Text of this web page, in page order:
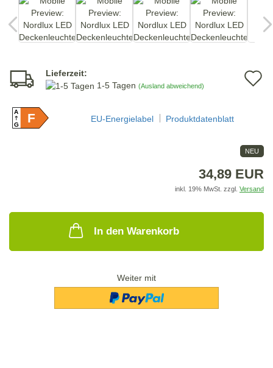
Lieferzeit:
1-5 Tagen (Ausland abweichend)
A
GF EU-Energielabel Produktdatenblatt
NEU
34,89 EUR
inkl. 19% MwSt. zzgl. Versand
In den Warenkorb
Weiter mit